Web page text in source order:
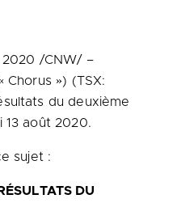
2020 /CNW/ –
Chorus ») (TSX:
du deuxième
août 2020.
sujet :
DU